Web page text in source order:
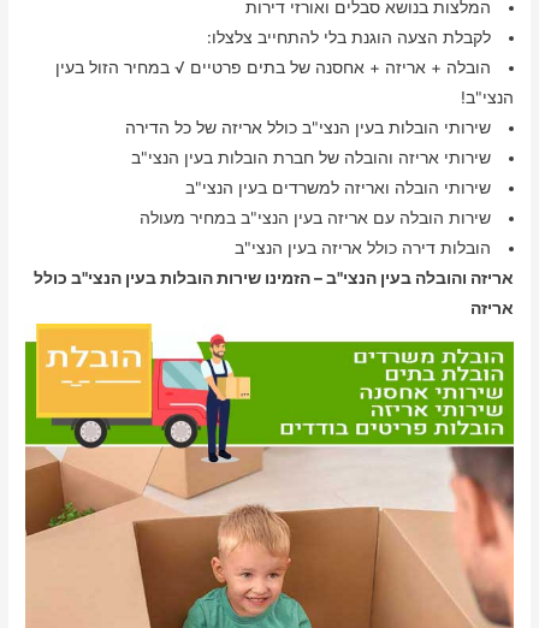
המלצות בנושא סבלים ואורזי דירות
לקבלת הצעה הוגנת בלי להתחייב צלצלו:
הובלה + אריזה + אחסנה של בתים פרטיים √ במחיר הזול בעין
הנצי"ב!
שירותי הובלות בעין הנצי"ב כולל אריזה של כל הדירה
שירותי אריזה והובלה של חברת הובלות בעין הנצי"ב
שירותי הובלה ואריזה למשרדים בעין הנצי"ב
שירות הובלה עם אריזה בעין הנצי"ב במחיר מעולה
הובלות דירה כולל אריזה בעין הנצי"ב
אריזה והובלה בעין הנצי"ב – הזמינו שירות הובלות בעין הנצי"ב כולל
אריזה